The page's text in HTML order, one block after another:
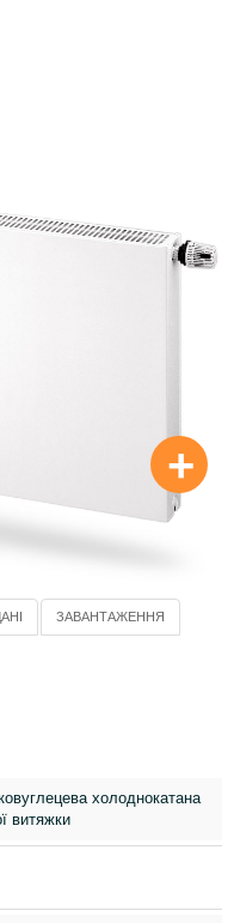
+
ЗАВАНТАЖЕННЯ
холоднокатана
витяжки